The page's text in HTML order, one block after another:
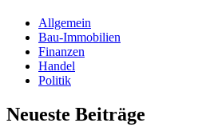
Allgemein
Bau-Immobilien
Finanzen
Handel
Politik
Neueste Beiträge